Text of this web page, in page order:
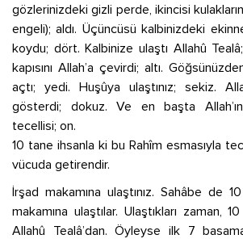
gözlerinizdeki gizli perde, ikincisi
engeli); aldı. Üçüncüsü kalbinizdeki
koydu; dört. Kalbinize ulaştı Allahû
kapısını Allah’a çevirdi; altı.
açtı; yedi. Huşûya ulaştınız; sekiz.
gösterdi; dokuz. Ve en başta Allah’ın
tecellisi; on.
10 tane ihsanla ki bu Rahîm esmasıyla
vücuda getirendir.
İrşad makamına ulaştınız. Sahâbe de
makamına ulaştılar. Ulaştıkları zaman,
Allahû Tealâ’dan. Öyleyse ilk 7